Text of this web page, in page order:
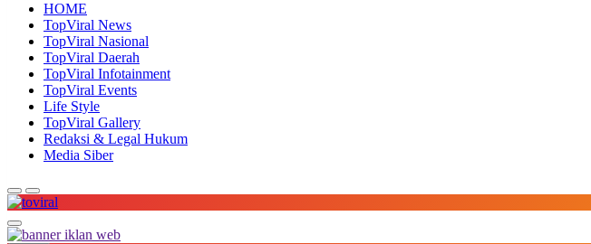
HOME
TopViral News
TopViral Nasional
TopViral Daerah
TopViral Infotainment
TopViral Events
Life Style
TopViral Gallery
Redaksi & Legal Hukum
Media Siber
Top Viral